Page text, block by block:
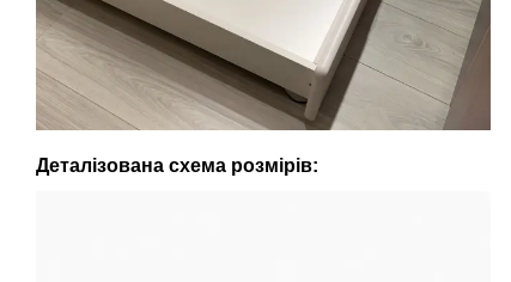
Деталізована схема розмірів: